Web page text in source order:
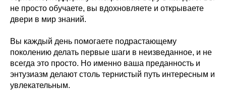
не просто обучаете, вы вдохновляете и открываете
двери в мир знаний.
Вы каждый день помогаете подрастающему
поколению делать первые шаги в неизведанное, и не
всегда это просто. Но именно ваша преданность и
энтузиазм делают столь тернистый путь интересным и
увлекательным.